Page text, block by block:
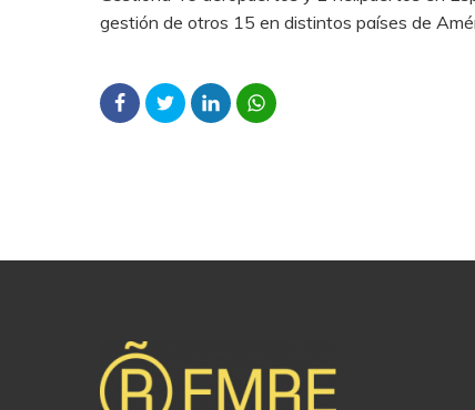
gestión de otros 15 en distintos países de